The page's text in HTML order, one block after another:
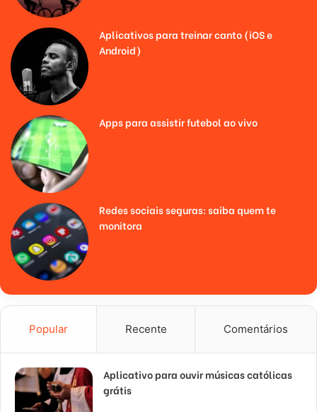
Aplicativos para treinar canto (iOS e
Android)
Apps para assistir futebol ao vivo
Redes sociais seguras: saiba quem te
monitora
Popular Recente Comentários
Aplicativo para ouvir músicas católicas
grátis